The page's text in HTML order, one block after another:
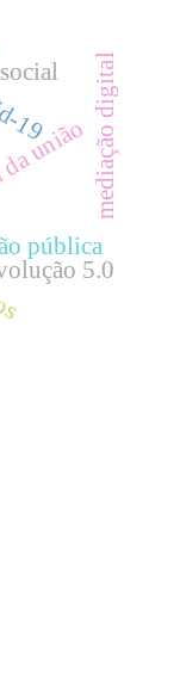
união
19
pública
5.0
mediação digital